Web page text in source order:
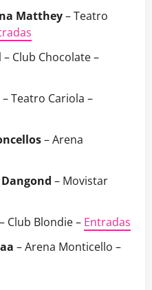
Matthey– Teatro
– Club Chocolate –
– Teatro Cariola –
– Arena
– Movistar
– Club Blondie – Entradas
– Arena Monticello –